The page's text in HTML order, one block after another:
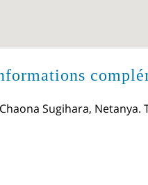
Sugihara, Netanya.